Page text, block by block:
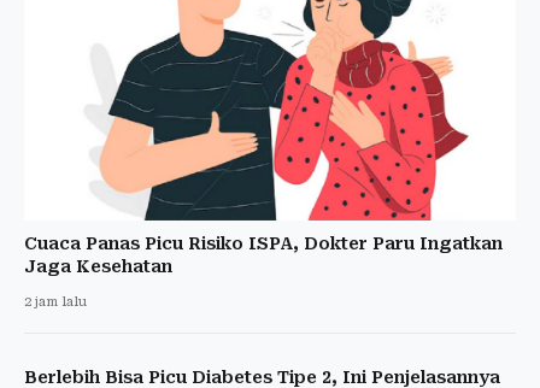
Cuaca Panas Picu Risiko ISPA, Dokter Paru Ingatkan
Jaga Kesehatan
2 jam lalu
Berlebih Bisa Picu Diabetes Tipe 2, Ini Penjelasannya